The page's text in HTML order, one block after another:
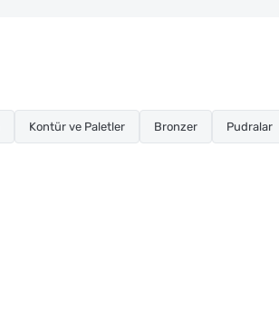
Kontür ve Paletler Bronzer Pudralar